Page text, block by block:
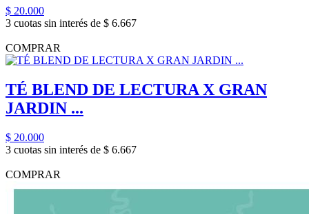
$ 20.000
3 cuotas sin interés de $ 6.667
COMPRAR
TÉ BLEND DE LECTURA X GRAN
JARDIN ...
$ 20.000
3 cuotas sin interés de $ 6.667
COMPRAR